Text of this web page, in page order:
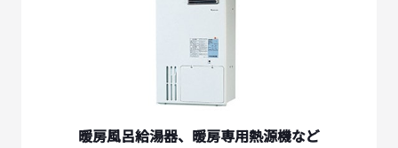
暖房風呂給湯器、暖房専用熱源機など